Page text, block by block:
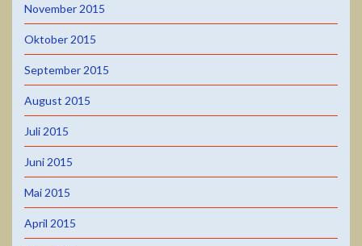
November 2015
Oktober 2015
September 2015
August 2015
Juli 2015
Juni 2015
Mai 2015
April 2015